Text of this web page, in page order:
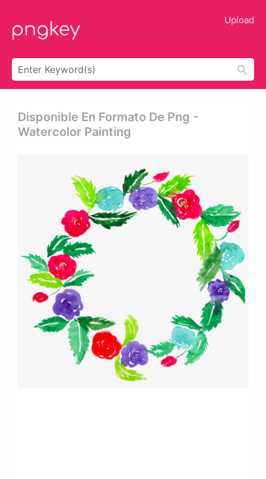
Upload
Disponible En Formato De Png -
Watercolor Painting